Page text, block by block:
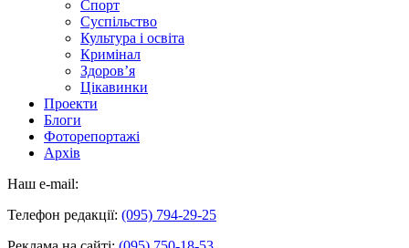
Спорт
Суспільство
Культура і освіта
Кримінал
Здоров’я
Цікавинки
Проекти
Блоги
Фоторепортажі
Архів
Наш e-mail:
Телефон редакції: (095) 794-29-25